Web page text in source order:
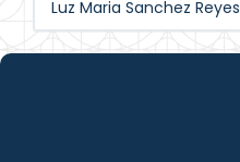
Luz Maria Sanchez Reyes